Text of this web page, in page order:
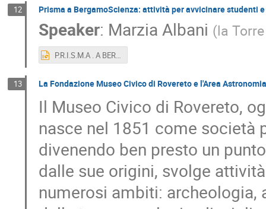
12 Prisma a BergamoScienza: attività per avvicinare studenti
Speaker: Marzia Albani (la
P.R.I.S.M.A . A BERGAMO SCIENZA.pptx
13 La Fondazione Museo Civico di Rovereto e l'Area Astronomia
Il Museo Civico di Rovereto,
nasce nel 1851 come società
divenendo ben presto un
dalle sue origini, svolge
numerosi ambiti: